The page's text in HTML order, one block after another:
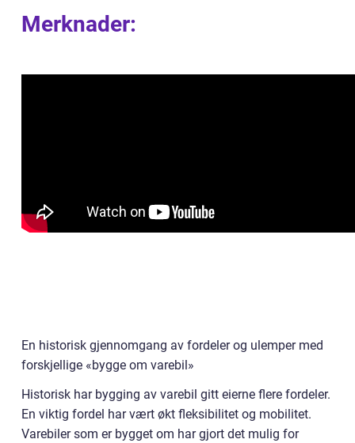
Merknader:
En historisk gjennomgang av fordeler og ulemper med
forskjellige «bygge om varebil»
Historisk har bygging av varebil gitt eierne flere fordeler.
En viktig fordel har vært økt fleksibilitet og mobilitet.
Varebiler som er bygget om har gjort det mulig for